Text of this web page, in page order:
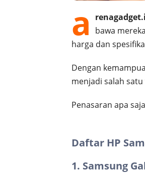
a
bawa
harga dan
Dengan
menjadi salah
Penasaran apa
Daftar HP
1. Samsung